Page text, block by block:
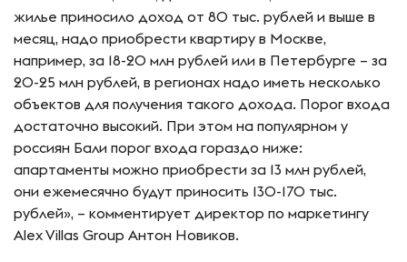
жилье приносило доход от 80 тыс. рублей и выше в
месяц, надо приобрести квартиру в Москве,
например, за 18-20 млн рублей или в Петербурге – за
20-25 млн рублей, в регионах надо иметь несколько
объектов для получения такого дохода. Порог входа
достаточно высокий. При этом на популярном у
россиян Бали порог входа гораздо ниже:
апартаменты можно приобрести за 13 млн рублей,
они ежемесячно будут приносить 130-170 тыс.
рублей», – комментирует директор по маркетингу
Alex Villas Group Антон Новиков.